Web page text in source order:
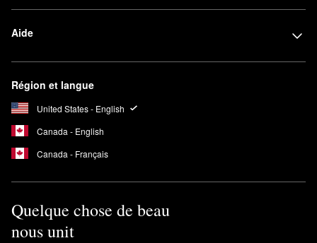
Aide
Région et langue
United States - English
Canada - English
Canada - Français
Quelque chose de beau
nous unit